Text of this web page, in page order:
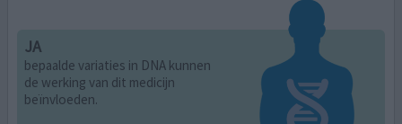
JA
bepaalde variaties in DNA kunnen
de werking van dit medicijn
beïnvloeden.